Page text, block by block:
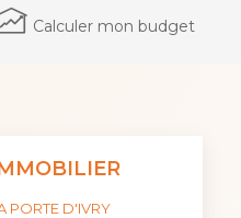
Calculer mon budget
PORTE D'IVRY